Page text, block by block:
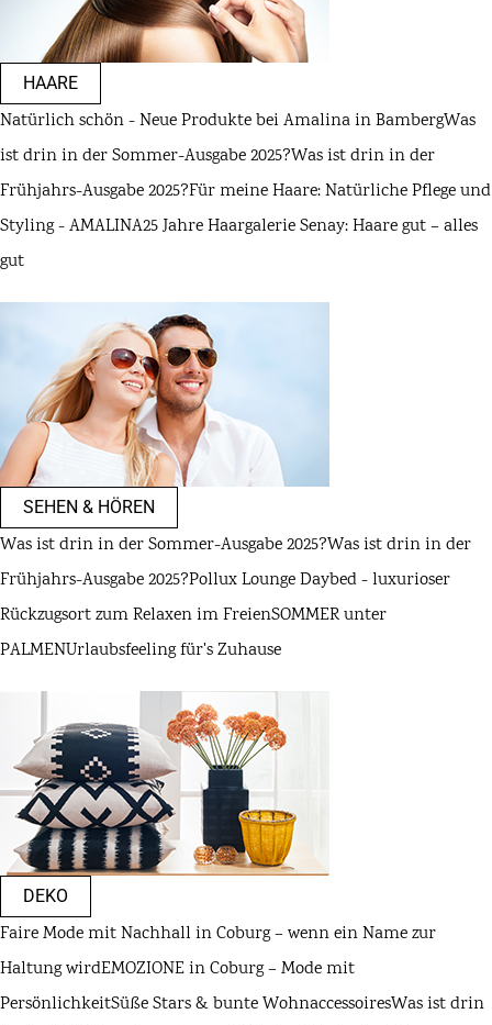
HAARE
Natürlich schön - Neue Produkte bei Amalina in BambergWas
ist drin in der Sommer-Ausgabe 2025?Was ist drin in der
Frühjahrs-Ausgabe 2025?Für meine Haare: Natürliche Pflege und
Styling - AMALINA25 Jahre Haargalerie Senay: Haare gut – alles
gut
SEHEN & HÖREN
Was ist drin in der Sommer-Ausgabe 2025?Was ist drin in der
Frühjahrs-Ausgabe 2025?Pollux Lounge Daybed - luxurioser
Rückzugsort zum Relaxen im FreienSOMMER unter
PALMENUrlaubsfeeling für's Zuhause
DEKO
Faire Mode mit Nachhall in Coburg – wenn ein Name zur
Haltung wirdEMOZIONE in Coburg – Mode mit
PersönlichkeitSüße Stars & bunte WohnaccessoiresWas ist drin